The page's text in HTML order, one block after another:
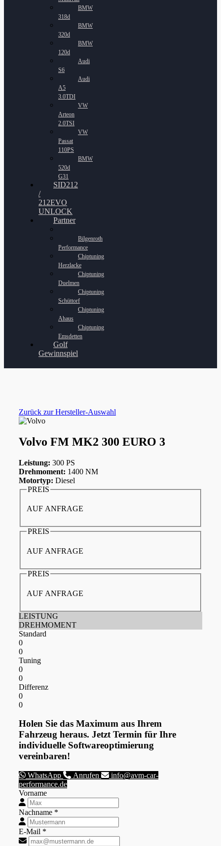
BMW
318d
BMW
320d
BMW
120d
Audi
S6
Audi
A5
3.0TDI
VW
Arteon
2.0TSI
VW
Passat
110PS
BMW
520d
G31
SID212
/
212EVO
UNLOCK
Partner
Bilgenroth
Performance
Chiptuning
Herzlacke
Chiptuning
Duelmen
Chiptuning
Schüttorf
Chiptuning
Ahaus
Chiptuning
Emsdetten
Golf
Gewinnspiel
Zurück zur Hersteller-Auswahl
Volvo FM MK2 300 EURO 3
Leistung: 300 PS
Drehmoment: 1400 NM
Motortyp: Diesel
PREIS
AUF ANFRAGE
PREIS
AUF ANFRAGE
PREIS
AUF ANFRAGE
LEISTUNG
DREHMOMENT
Standard
0
0
Tuning
0
0
Differenz
0
0
Holen Sie das Maximum aus Ihrem
Fahrzeug heraus. Jetzt Termin für Ihre
individuelle Softwareoptimierung
vereinbaren!
WhatsApp Anrufen
info@avm-car-
performance.de
Vorname
Nachname *
E-Mail *